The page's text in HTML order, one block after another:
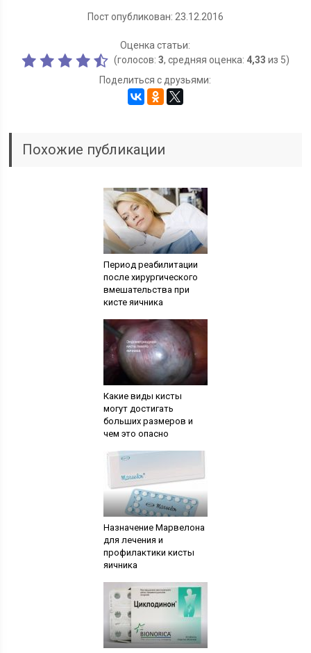
Пост опубликован: 23.12.2016
Оценка статьи:
(голосов: 3, средняя оценка: 4,33 из 5)
Поделиться с друзьями:
Похожие публикации
Период реабилитации
после хирургического
вмешательства при
кисте яичника
Какие виды кисты
могут достигать
больших размеров и
чем это опасно
Назначение Марвелона
для лечения и
профилактики кисты
яичника